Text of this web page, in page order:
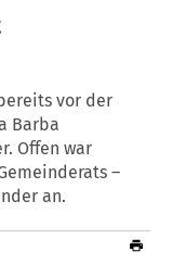
vor der
Barba
Offen war
–
an.